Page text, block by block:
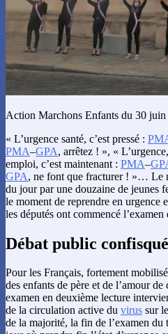
Action Marchons Enfants du 30
« L’urgence santé, c’est pressé :
PMA–GPA, arrêtez ! », «
emploi, c’est maintenant : PMA–
GPA, ne font que fracturer ! »… Le
du jour par une douzaine de jeunes
le moment de reprendre en urgence
les députés ont commencé
Débat public
Pour les Français, fortement
des enfants de père et de l’amour
examen en deuxième lecture
de la circulation active du virus sur
de la majorité, la fin de l’examen du